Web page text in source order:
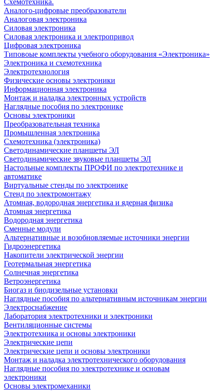
Схемотехника.
Аналого-цифровые преобразователи
Аналоговая электроника
Cиловая электроника
Cиловая электроника и электропривод
Цифровая электроника
Типовоые комплекты учебного оборудования «Электроника»
Электроника и схемотехника
Электротехнология
Физические основы электроники
Информационная электроника
Монтаж и наладка электронных устройств
Наглядные пособия по электронике
Основы электроники
Преобразовательная техника
Промышленная электроника
Схемотехника (электроника)
Светодинамические планшеты ЭЛ
Светодинамические звуковые планшеты ЭЛ
Настольные комплекты ПРОФИ по электротехнике и
автоматике
Виртуальные стенды по электронике
Стенд по электромонтажу
Атомная, водородная энергетика и ядерная физика
Атомная энергетика
Водородная энергетика
Сменные модули
Альтернативные и возобновляемые источники энергии
Гидроэнергетика
Накопители электрической энергии
Геотермальная энергетика
Солнечная энергетика
Ветроэнергетика
Биогаз и биодизельные установки
Наглядные пособия по альтернативным источникам энергии
Электроснабжение
Лаборатория электротехники и электроники
Вентиляционные системы
Электротехника и основы электроники
Электрические цепи
Электрические цепи и основы электроники
Монтаж и наладка электротехнического оборудования
Наглядные пособия по электротехнике и основам
электроники
Основы электромеханики